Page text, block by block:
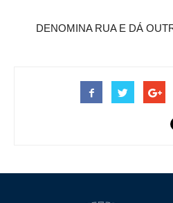
DENOMINA RUA E DÁ